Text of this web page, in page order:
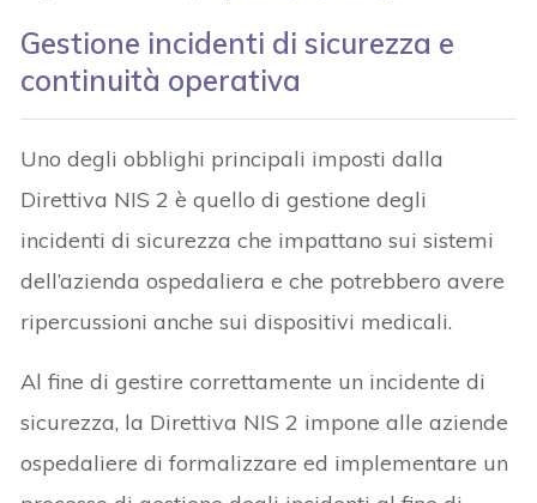
Gestione incidenti di sicurezza e
continuità operativa
Uno degli obblighi principali imposti dalla
Direttiva NIS 2 è quello di gestione degli
incidenti di sicurezza che impattano sui sistemi
dell’azienda ospedaliera e che potrebbero avere
ripercussioni anche sui dispositivi medicali.
Al fine di gestire correttamente un incidente di
sicurezza, la Direttiva NIS 2 impone alle aziende
ospedaliere di formalizzare ed implementare un